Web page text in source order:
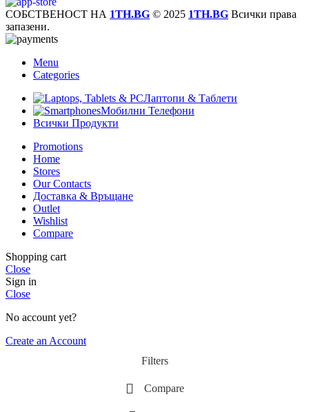
СОБСТВЕНОСТ НА 1TH.BG © 2025 1TH.BG Всички права
запазени.
Menu
Categories
Лаптопи & Таблети
Мобилни Телефони
Всички Продукти
Promotions
Home
Stores
Our Contacts
Доставка & Връщане
Outlet
Wishlist
Compare
Shopping cart
Close
Sign in
Close
No account yet?
Create an Account
Filters
Compare